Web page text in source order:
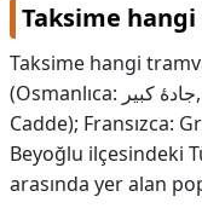
Taksime
Taksime hangi
(Osmanlıca: جادهٔ كبیر, romanize: Cadde-i Kebir (Büyük
Cadde); Fransızca:
Beyoğlu ilçesindeki
arasında yer alan